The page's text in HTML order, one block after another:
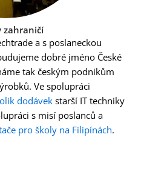
zahraničí
a s poslaneckou
dobré jméno České
tak českým podnikům
Ve spolupráci
dodávek starší IT techniky
s misí poslanců a
pro školy na Filipínách.